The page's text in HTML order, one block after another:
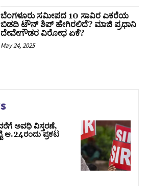
ಬೆಂಗಳೂರು ಸಮೀಪದ 10 ಸಾವಿರ ಎಕರೆಯ
ಬಿಡದಿ ಟೌನ್‌ ಶಿಪ್‌ ಹೇಗಿರಲಿದೆ? ಮಾಜಿ ಪ್ರಧಾನಿ
ದೇವೇಗೌಡರ ವಿರೋಧ ಏಕೆ?
May 24, 2025
ಅವಧಿ ವಿಸ್ತರಣೆ,
ಆ.24ರಂದು ಪ್ರಕಟ